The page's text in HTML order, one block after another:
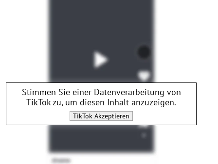
Stimmen Sie einer Datenverarbeitung von
TikTokzu, um diesen Inhalt anzuzeigen.
TikTok Akzeptieren